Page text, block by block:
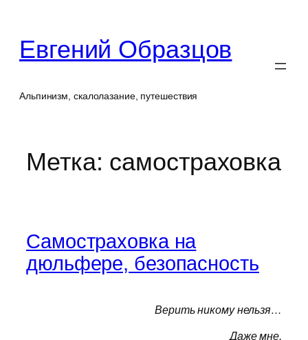
содержимому
Евгений Образцов
Альпинизм, скалолазание, путешествия
Метка: самостраховка
Самостраховка на
дюльфере, безопасность
Верить никому нельзя…
Даже мне.